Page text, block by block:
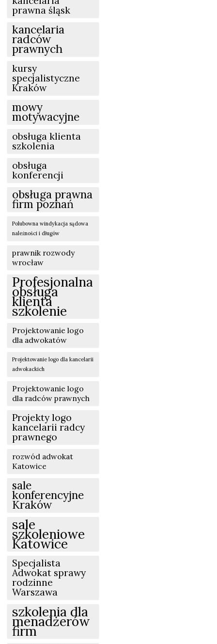
prawna śląsk
kancelaria
radców
prawnych
kursy
specjalistyczne
Kraków
mowy
motywacyjne
obsługa klienta
szkolenia
obsługa
konferencji
obsługa prawna
firm poznań
Polubowna windykacja sądowa
należności i długów
prawnik rozwody
wrocław
Profesjonalna
obsługa
klienta
szkolenie
Projektowanie logo
dla adwokatów
Projektowanie logo dla kancelarii
adwokackich
Projektowanie logo
dla radców prawnych
Projekty logo
kancelarii radcy
prawnego
rozwód adwokat
Katowice
sale
konferencyjne
Kraków
sale
szkoleniowe
Katowice
Specjalista
Adwokat sprawy
rodzinne
Warszawa
szkolenia dla
menadżerów
firm